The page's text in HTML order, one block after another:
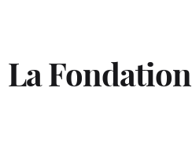
La Fondation